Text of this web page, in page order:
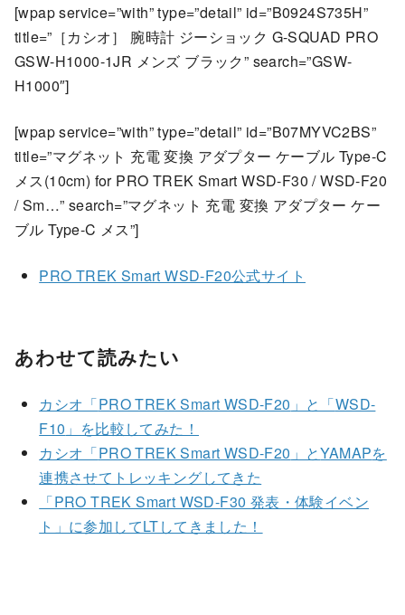
[wpap service=”with” type=”detail” id=”B0924S735H”
title=”［カシオ］ 腕時計 ジーショック G-SQUAD PRO
GSW-H1000-1JR メンズ ブラック” search=”GSW-
H1000″]
[wpap service=”with” type=”detail” id=”B07MYVC2BS”
title=”マグネット 充電 変換 アダプター ケーブル Type-C
メス(10cm) for PRO TREK Smart WSD-F30 / WSD-F20
/ Sm…” search=”マグネット 充電 変換 アダプター ケー
ブル Type-C メス”]
PRO TREK Smart WSD-F20公式サイト
あわせて読みたい
カシオ「PRO TREK Smart WSD-F20 」と「WSD-
F10 」を比較してみた！
カシオ「PRO TREK Smart WSD-F20 」とYAMAPを
連携させてトレッキングしてきた
「PRO TREK Smart WSD-F30 発表・体験イベン
ト」に参加してLTしてきました！